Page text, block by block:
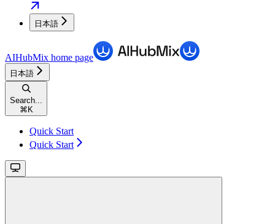
日本語
AIHubMix home page
日本語
Search...
⌘K
Quick Start
Quick Start